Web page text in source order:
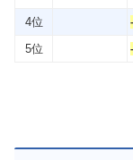
4位
5位